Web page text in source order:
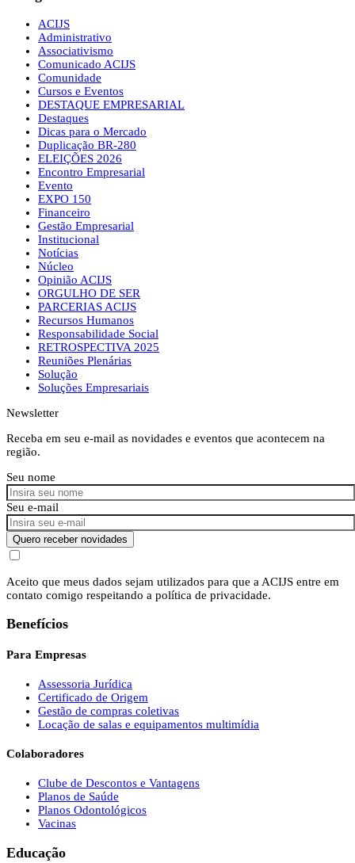
ACIJS
Administrativo
Associativismo
Comunicado ACIJS
Comunidade
Cursos e Eventos
DESTAQUE EMPRESARIAL
Destaques
Dicas para o Mercado
Duplicação BR-280
ELEIÇÕES 2026
Encontro Empresarial
Evento
EXPO 150
Financeiro
Gestão Empresarial
Institucional
Notícias
Núcleo
Opinião ACIJS
ORGULHO DE SER
PARCERIAS ACIJS
Recursos Humanos
Responsabilidade Social
RETROSPECTIVA 2025
Reuniões Plenárias
Solução
Soluções Empresariais
Newsletter
Receba em seu e-mail as novidades e eventos que acontecem na
região.
Seu nome
Seu e-mail
Quero receber novidades
Aceito que meus dados sejam utilizados para que a ACIJS entre em
contato comigo respeitando a política de privacidade.
Benefícios
Para Empresas
Assessoria Jurídica
Certificado de Origem
Gestão de compras coletivas
Locação de salas e equipamentos multimídia
Colaboradores
Clube de Descontos e Vantagens
Planos de Saúde
Planos Odontológicos
Vacinas
Educação